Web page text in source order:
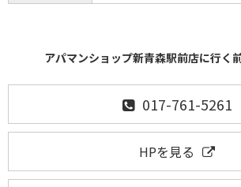
アパマンショップ新青森駅前店に行く
017-761-5261
HPを見る